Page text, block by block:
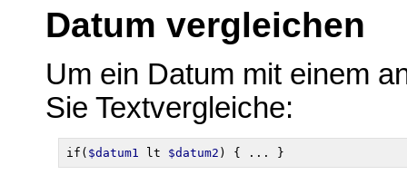
Datum vergleichen
Um ein Datum mit einem
Sie Textvergleiche:
if( $datum1 lt $datum2